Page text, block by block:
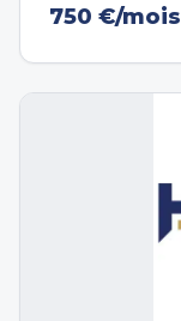
750 €/mois